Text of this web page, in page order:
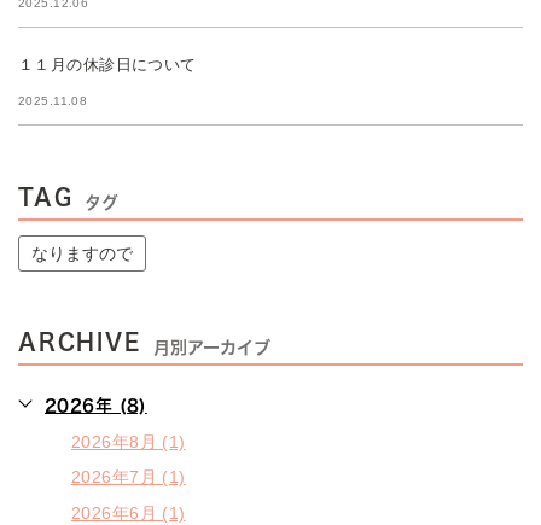
2025.12.06
１１月の休診日について
2025.11.08
TAG タグ
なりますので
ARCHIVE 月別アーカイブ
2026年 (8)
2026年8月 (1)
2026年7月 (1)
2026年6月 (1)